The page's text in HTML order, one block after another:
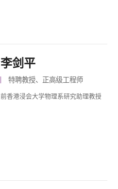
李剑平
特聘教授、正高级工程师
前香港浸会大学物理系研究助理教授